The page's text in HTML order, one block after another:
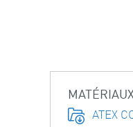
ATEX